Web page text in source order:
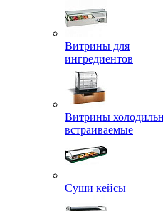
Витрины для
ингредиентов
Витрины
встраиваемые
Суши кейсы